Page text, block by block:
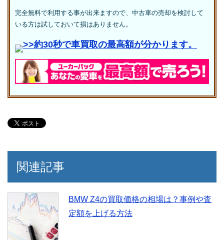
完全無料で利用する事が出来ますので、中古車の売却を検討して
いる方は試しておいて損はありません。
>>約30秒で車買取の最高額が分かります。
関連記事
BMW Z4の買取価格の相場は？事例や査
定額を上げる方法